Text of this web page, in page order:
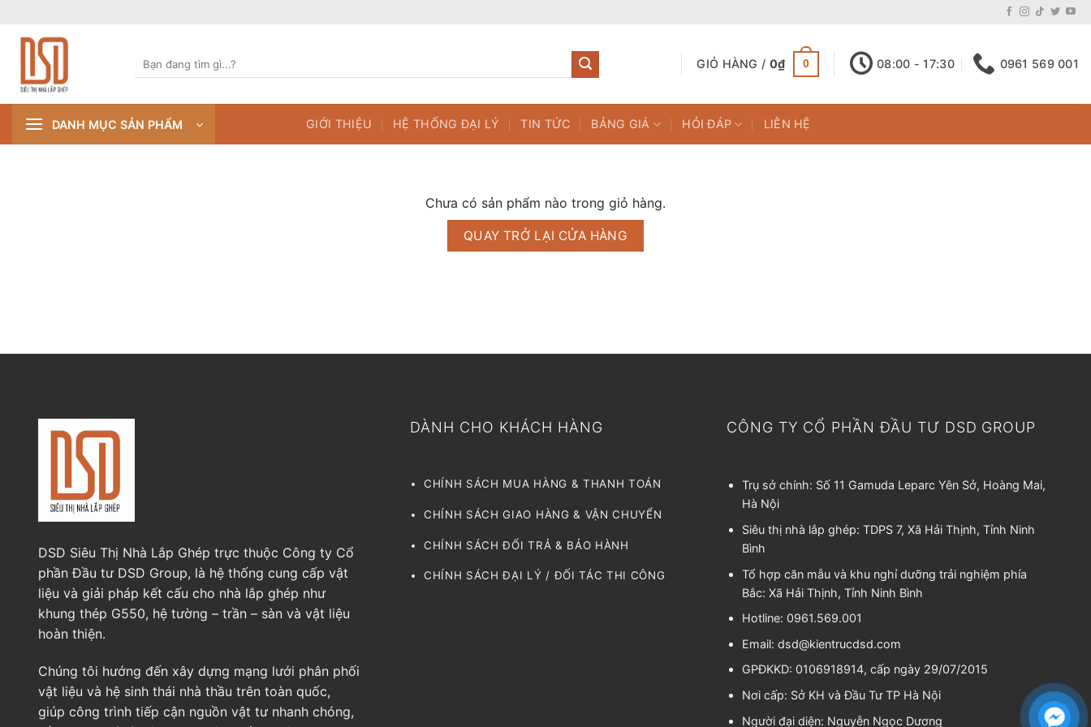
content
Tìm
kiếm:
GIỎ HÀNG / 0₫ 0 08:00 - 17:30 0961 569 001
DANH MỤC SẢN PHẨM GIỚI THIỆU HỆ THỐNG ĐẠI LÝ TIN TỨC BẢNG GIÁ HỎI ĐÁP LIÊN HỆ
Chưa có sản phẩm nào trong giỏ hàng.
QUAY TRỞ LẠI CỬA HÀNG
DSD Siêu Thị Nhà Lắp Ghép trực thuộc Công ty Cổ
phần Đầu tư DSD Group, là hệ thống cung cấp vật
liệu và giải pháp kết cấu cho nhà lắp ghép như
khung thép G550, hệ tường – trần – sàn và vật liệu
hoàn thiện.
Chúng tôi hướng đến xây dựng mạng lưới phân phối
vật liệu và hệ sinh thái nhà thầu trên toàn quốc,
giúp công trình tiếp cận nguồn vật tư nhanh chóng,
DÀNH CHO KHÁCH HÀNG
CHÍNH SÁCH MUA HÀNG & THANH TOÁN
CHÍNH SÁCH GIAO HÀNG & VẬN CHUYỂN
CHÍNH SÁCH ĐỔI TRẢ & BẢO HÀNH
CHÍNH SÁCH ĐẠI LÝ / ĐỐI TÁC THI CÔNG
CÔNG TY CỔ PHẦN ĐẦU TƯ DSD GROUP
Trụ sở chính: Số 11 Gamuda Leparc Yên Sở, Hoàng Mai,
Hà Nội
Siêu thị nhà lắp ghép: TDPS 7, Xã Hải Thịnh, Tỉnh Ninh
Bình
Tổ hợp căn mẫu và khu nghỉ dưỡng trải nghiệm phía
Bắc: Xã Hải Thịnh, Tỉnh Ninh Bình
Hotline: 0961.569.001
Email: dsd@kientrucdsd.com
GPĐKKD: 0106918914, cấp ngày 29/07/2015
Nơi cấp: Sở KH và Đầu Tư TP Hà Nội
Người đại diện: Nguyễn Ngọc Dương